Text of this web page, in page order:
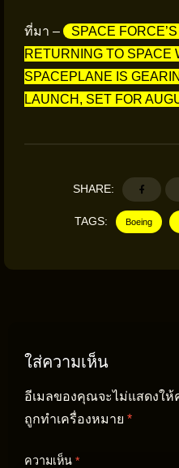
ที่มา –
SPACE
RETURNING TO SPACE
SPACEPLANE IS
LAUNCH, SET FOR
SHARE:
TAGS: Boeing
ใส่ความเห็น
อีเมลของคุณจะไม่แสดงให้
ถูกทำเครื่องหมาย *
ความเห็น *